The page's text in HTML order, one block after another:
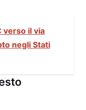
verso il via
negli Stati